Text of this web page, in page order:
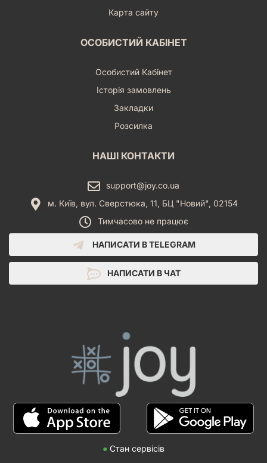
Карта сайту
ОСОБИСТИЙ КАБІНЕТ
Особистий Кабінет
Історія замовлень
Закладки
Розсилка
НАШІ КОНТАКТИ
support@joy.co.ua
м. Київ, вул. Сверстюка, 11, БЦ "Новий", 02154
Тимчасово не працює
НАПИСАТИ В TELEGRAM
НАПИСАТИ В ЧАТ
● Стан сервісів